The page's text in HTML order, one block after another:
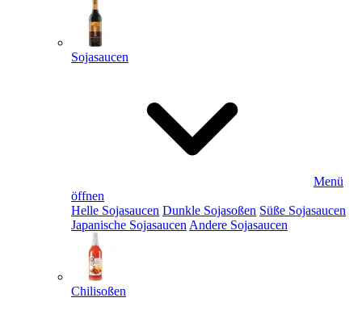
Sojasaucen
Menü
öffnen
Helle Sojasaucen Dunkle Sojasoßen Süße Sojasaucen
Japanische Sojasaucen Andere Sojasaucen
Chilisoßen